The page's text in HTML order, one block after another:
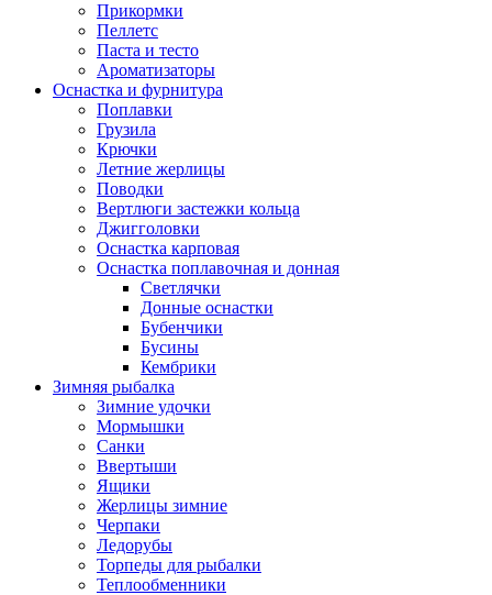
Прикормки
Пеллетс
Паста и тесто
Ароматизаторы
Оснастка и фурнитура
Поплавки
Грузила
Крючки
Летние жерлицы
Поводки
Вертлюги застежки кольца
Джигголовки
Оснастка карповая
Оснастка поплавочная и донная
Светлячки
Донные оснастки
Бубенчики
Бусины
Кембрики
Зимняя рыбалка
Зимние удочки
Мормышки
Санки
Ввертыши
Ящики
Жерлицы зимние
Черпаки
Ледорубы
Торпеды для рыбалки
Теплообменники